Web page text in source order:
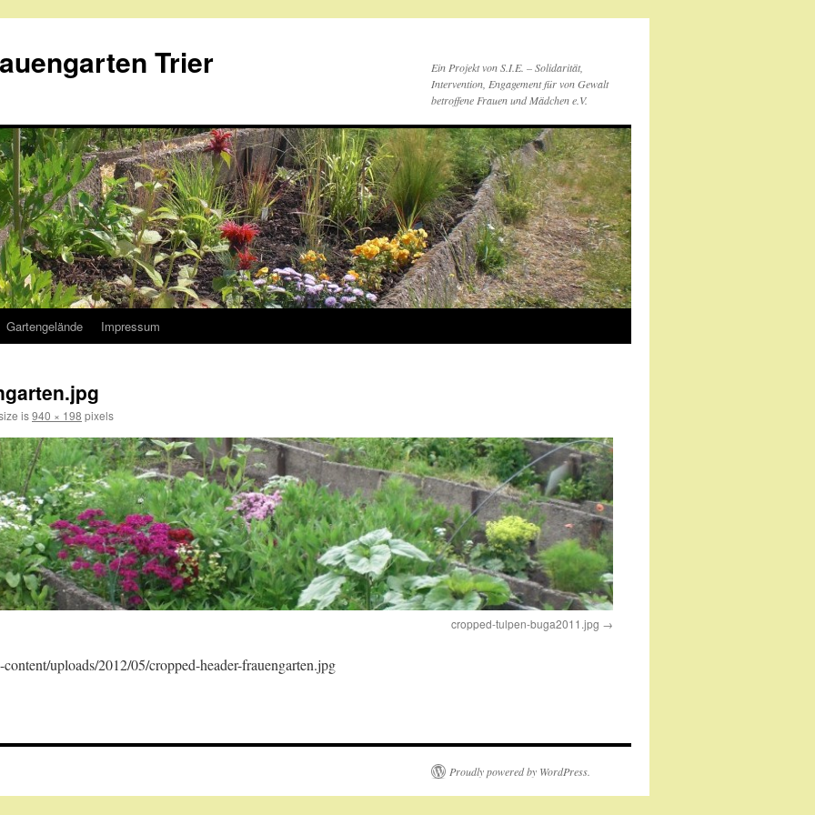
Trier
Ein Projekt von S.I.E. – Solidarität,
Intervention, Engagement für von Gewalt
betroffene Frauen und Mädchen e.V.
Gartengelände Impressum
is940 × 198 pixels
cropped-tulpen-buga2011.jpg
uploads/2012/05/cropped-header-frauengarten.jpg
Proudly powered by WordPress.